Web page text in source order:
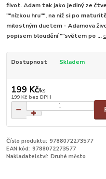
život. Adam tak jako jediný ze
""nízkou hru"", na niž si po
milostným duetem - Adamova
popisem bloudění ""světem po ...
Dostupnost Skladem
199 Kč/ks
199 Kč bez DPH
Číslo produktu: 9788072273577
EAN kód: 9788072273577
Nakladatelství: Druhé město